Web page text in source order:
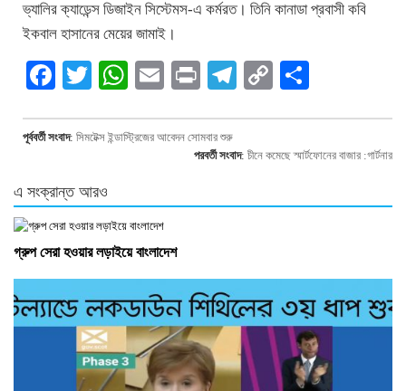
ভ্যালির ক্যাডেন্স ডিজাইন সিস্টেমস-এ কর্মরত। তিনি কানাডা প্রবাসী কবি
ইকবাল হাসানের মেয়ের জামাই।
Facebook
TwitterWhatsApp
EmailPrintTelegram
Copy
পূর্ববর্তী সংবাদ: সিমটেক্স ইন্ডাস্ট্রিজের আবেদন সোমবার শুরু
পরবর্তী সংবাদ: চীনে কমেছে স্মার্টফোনের বাজার :গার্টনার
এ সংক্রান্ত আরও
গ্রুপ সেরা হওয়ার লড়াইয়ে বাংলাদেশ